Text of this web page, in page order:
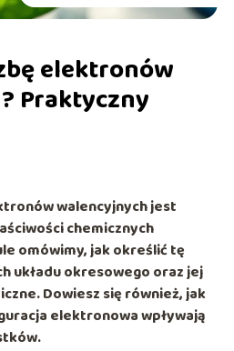
elektronów
Praktyczny
walencyjnych jest
chemicznych
omówimy, jak określić tę
układu okresowego oraz jej
Dowiesz się również, jak
elektronowa wpływają